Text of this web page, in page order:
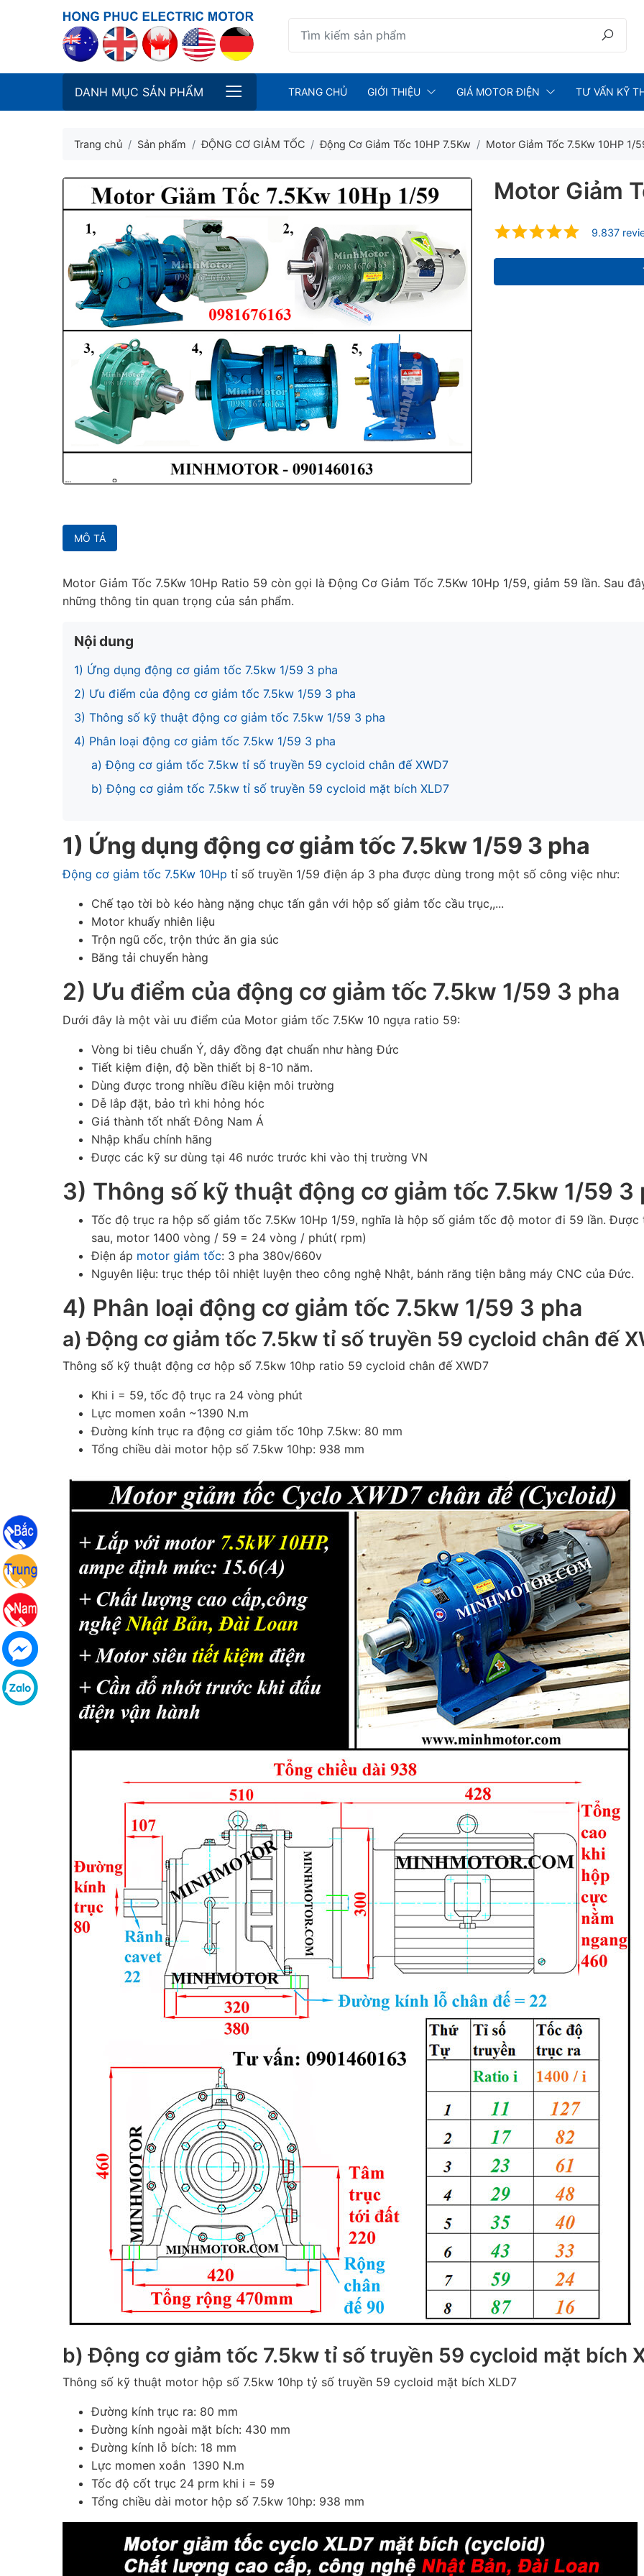
DANH MỤC SẢN PHẨM TRANG CHỦ GIỚI THIỆU GIÁ MOTOR ĐIỆN TƯ VẤN KỸ
Trang chủ Sản phẩm ĐỘNG CƠ GIẢM TỐC Động Cơ Giảm Tốc 10HP 7.5Kw Motor Giảm Tốc 7.5Kw 10HP 1/
Motor Giảm
9.837
MÔ TẢ
Motor Giảm Tốc 7.5Kw 10Hp Ratio 59 còn gọi là Động Cơ Giảm Tốc 7.5Kw 10Hp 1/59, giảm 59 lần. Sau
những thông tin quan trọng của sản phẩm.
Nội dung
1) Ứng dụng động cơ giảm tốc 7.5kw 1/59 3 pha
2) Ưu điểm của động cơ giảm tốc 7.5kw 1/59 3 pha
3) Thông số kỹ thuật động cơ giảm tốc 7.5kw 1/59 3 pha
4) Phân loại động cơ giảm tốc 7.5kw 1/59 3 pha
a) Động cơ giảm tốc 7.5kw tỉ số truyền 59 cycloid chân đế XWD7
b) Động cơ giảm tốc 7.5kw tỉ số truyền 59 cycloid mặt bích XLD7
1) Ứng dụng động cơ giảm tốc 7.5kw 1/59 3 pha
Động cơ giảm tốc 7.5Kw 10Hp tỉ số truyền 1/59 điện áp 3 pha được dùng trong một số công việc như:
Chế tạo tời bò kéo hàng nặng chục tấn gắn với hộp số giảm tốc cầu trục,,...
Motor khuấy nhiên liệu
Trộn ngũ cốc, trộn thức ăn gia súc
Băng tải chuyển hàng
2) Ưu điểm của động cơ giảm tốc 7.5kw 1/59 3 pha
Dưới đây là một vài ưu điểm của Motor giảm tốc 7.5Kw 10 ngựa ratio 59:
Vòng bi tiêu chuẩn Ý, dây đồng đạt chuẩn như hàng Đức
Tiết kiệm điện, độ bền thiết bị 8-10 năm.
Dùng được trong nhiều điều kiện môi trường
Dễ lắp đặt, bảo trì khi hỏng hóc
Giá thành tốt nhất Đông Nam Á
Nhập khẩu chính hãng
Được các kỹ sư dùng tại 46 nước trước khi vào thị trường VN
3) Thông số kỹ thuật động cơ giảm tốc 7.5kw 1/59 3
Tốc độ trục ra hộp số giảm tốc 7.5Kw 10Hp 1/59, nghĩa là hộp số giảm tốc độ motor đi 59 lần. Được
sau, motor 1400 vòng / 59 = 24 vòng / phút( rpm)
Điện áp motor giảm tốc: 3 pha 380v/660v
Nguyên liệu: trục thép tôi nhiệt luyện theo công nghệ Nhật, bánh răng tiện bằng máy CNC của Đức.
4) Phân loại động cơ giảm tốc 7.5kw 1/59 3 pha
a) Động cơ giảm tốc 7.5kw tỉ số truyền 59 cycloid chân đế
Thông số kỹ thuật động cơ hộp số 7.5kw 10hp ratio 59 cycloid chân đế XWD7
Khi i = 59, tốc độ trục ra 24 vòng phút
Lực momen xoắn ~1390 N.m
Đường kính trục ra động cơ giảm tốc 10hp 7.5kw: 80 mm
Tổng chiều dài motor hộp số 7.5kw 10hp: 938 mm
b) Động cơ giảm tốc 7.5kw tỉ số truyền 59 cycloid mặt bích
Thông số kỹ thuật motor hộp số 7.5kw 10hp tỷ số truyền 59 cycloid mặt bích XLD7
Đường kính trục ra: 80 mm
Đường kính ngoài mặt bích: 430 mm
Đường kính lỗ bích: 18 mm
Lực momen xoắn 1390 N.m
Tốc độ cốt trục 24 prm khi i = 59
Tổng chiều dài motor hộp số 7.5kw 10hp: 938 mm